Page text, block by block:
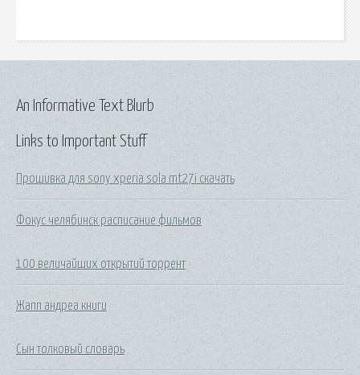
Links to Important Stuff
Прошивка для sony xperia sola mt27i скачать
Фокус челябинск расписание фильмов
100 величайших открытий торрент
Жапп андреа книги
Сын толковый словарь
An Informative Text Blurb